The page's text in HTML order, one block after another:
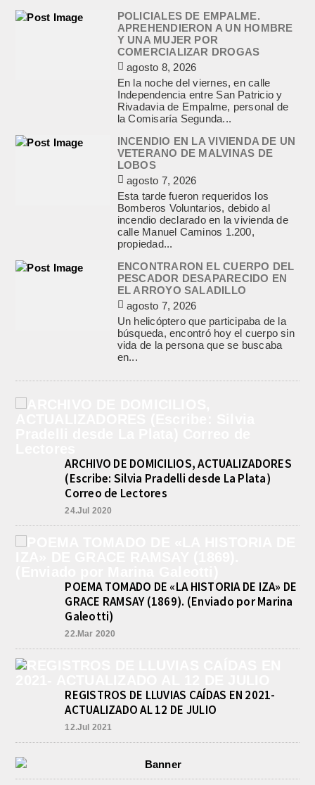
POLICIALES DE EMPALME.
APREHENDIERON A UN HOMBRE
Y UNA MUJER POR
COMERCIALIZAR DROGAS
agosto 8, 2026
En la noche del viernes, en calle
Independencia entre San Patricio y
Rivadavia de Empalme, personal de
la Comisaría Segunda...
INCENDIO EN LA VIVIENDA DE UN
VETERANO DE MALVINAS DE
LOBOS
agosto 7, 2026
Esta tarde fueron requeridos los
Bomberos Voluntarios, debido al
incendio declarado en la vivienda de
calle Manuel Caminos 1.200,
propiedad...
ENCONTRARON EL CUERPO DEL
PESCADOR DESAPARECIDO EN
EL ARROYO SALADILLO
agosto 7, 2026
Un helicóptero que participaba de la
búsqueda, encontró hoy el cuerpo sin
vida de la persona que se buscaba
en...
ARCHIVO DE DOMICILIOS, ACTUALIZADORES
(Escribe: Silvia Pradelli desde La Plata)
Correo de Lectores
24.Jul 2020
POEMA TOMADO DE «LA HISTORIA DE IZA» DE
GRACE RAMSAY (1869). (Enviado por Marina
Galeotti)
22.Mar 2020
REGISTROS DE LLUVIAS CAÍDAS EN 2021-
ACTUALIZADO AL 12 DE JULIO
12.Jul 2021